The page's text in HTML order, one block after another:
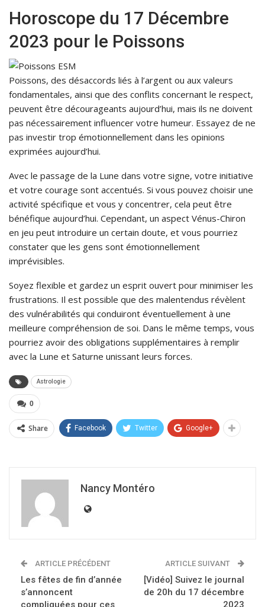
Horoscope du 17 Décembre
2023 pour le Poissons
Poissons, des désaccords liés à l’argent ou aux valeurs
fondamentales, ainsi que des conflits concernant le respect,
peuvent être décourageants aujourd’hui, mais ils ne doivent
pas nécessairement influencer votre humeur. Essayez de ne
pas investir trop émotionnellement dans les opinions
exprimées aujourd’hui.
Avec le passage de la Lune dans votre signe, votre initiative
et votre courage sont accentués. Si vous pouvez choisir une
activité spécifique et vous y concentrer, cela peut être
bénéfique aujourd’hui. Cependant, un aspect Vénus-Chiron
en jeu peut introduire un certain doute, et vous pourriez
constater que les gens sont émotionnellement
imprévisibles.
Soyez flexible et gardez un esprit ouvert pour minimiser les
frustrations. Il est possible que des malentendus révèlent
des vulnérabilités qui conduiront éventuellement à une
meilleure compréhension de soi. Dans le même temps, vous
pourriez avoir des obligations supplémentaires à remplir
avec la Lune et Saturne unissant leurs forces.
Astrologie
0
Share Facebook Twitter Google+
Nancy Montéro
ARTICLE PRÉCÉDENT
Les fêtes de fin d’année
s’annoncent
compliquées pour ces
ARTICLE SUIVANT
[Vidéo] Suivez le journal
de 20h du 17 décembre
2023